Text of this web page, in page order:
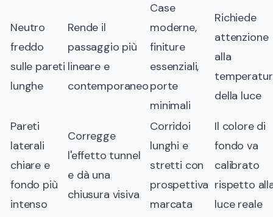
Neutro
freddo
sulle pareti
lunghe
Rende il
passaggio più
lineare e
contemporaneo
Case
moderne,
finiture
essenziali,
porte
minimali
Richiede
attenzione
alla
della luce
Pareti
laterali
chiare e
fondo più
intenso
Corregge
l'effetto tunnel
e dà una
chiusura visiva
Corridoi
lunghi e
stretti con
prospettiva
marcata
Il colore di
fondo va
calibrato
rispetto
luce reale